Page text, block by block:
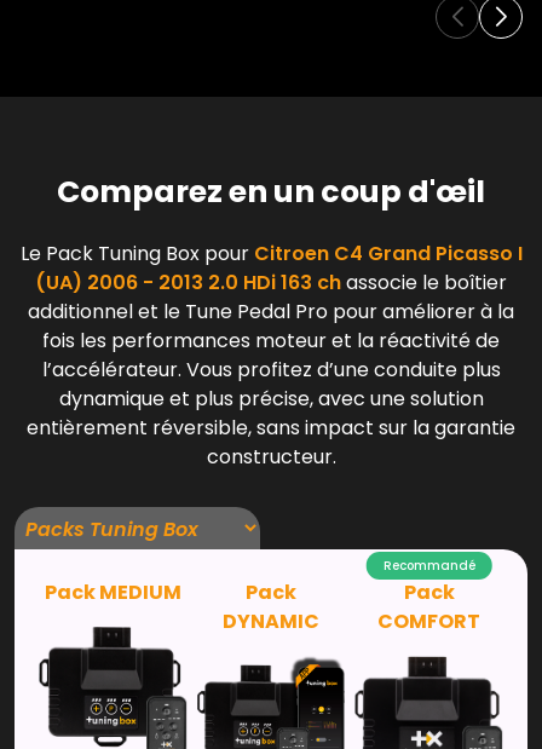
Comparez en un coup d'œil
Le Pack Tuning Box pour Citroen C4 Grand Picasso I
(UA) 2006 - 2013 2.0 HDi 163 chassocie le boîtier
additionnel et le Tune Pedal Pro pour améliorer à la
fois les performances moteur et la réactivité de
l’accélérateur. Vous profitez d’une conduite plus
dynamique et plus précise, avec une solution
entièrement réversible, sans impact sur la garantie
constructeur.
Pack MEDIUM
Pack
DYNAMIC
Recommandé
Pack
COMFORT